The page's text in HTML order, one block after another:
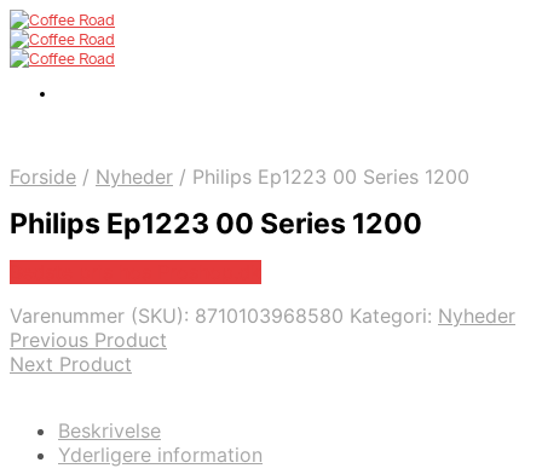
Forside / Nyheder / Philips Ep1223 00 Series 1200
Philips Ep1223 00 Series 1200
Varenummer (SKU): 8710103968580 Kategori: Nyheder
Previous Product
Next Product
Beskrivelse
Yderligere information